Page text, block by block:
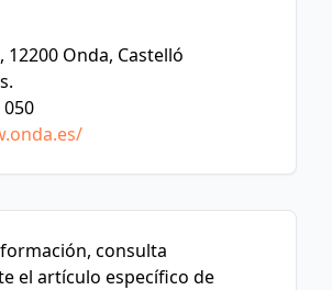
12200 Onda, Castelló
.
050
consulta
el artículo específico de